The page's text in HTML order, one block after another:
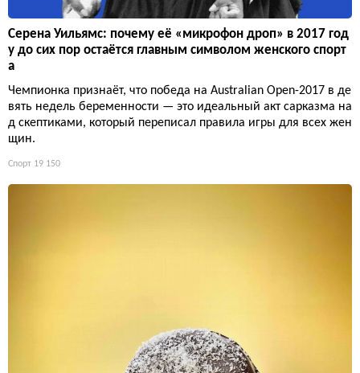
Серена Уильямс: почему её «микрофон дроп» в 2017 год
у до сих пор остаётся главным символом женского спорт
а
Чемпионка признаёт, что победа на Australian Open-2017 в де
вять недель беременности — это идеальный акт сарказма на
д скептиками, который переписал правила игры для всех жен
щин.
Спорт 19 150